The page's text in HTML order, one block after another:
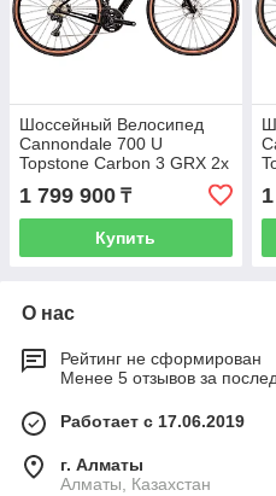
Шоссейный Велосипед
Cannondale 700 U
Topstone Carbon 3 GRX 2x
1 799 900 ₸
Купить
О нас
Рейтинг не сформирован
Менее 5 отзывов за
Работает с 17.06.2019
г. Алматы
Алматы, Казахстан